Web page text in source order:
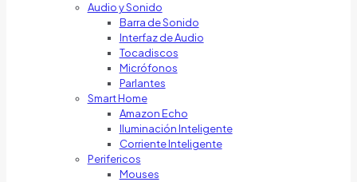
Audio y Sonido
Barra de Sonido
Interfaz de Audio
Tocadiscos
Micrófonos
Parlantes
Smart Home
Amazon Echo
Iluminación Inteligente
Corriente Inteligente
Perifericos
Mouses